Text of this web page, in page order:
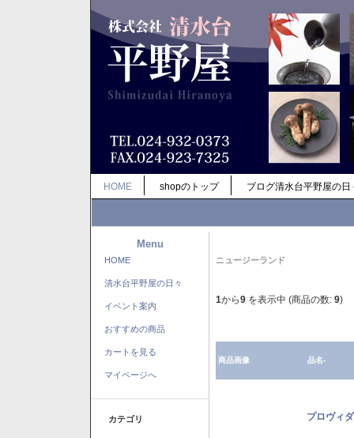
HOME shopのトップ ブログ清水台平野屋の日
Menu
HOME
清水台平野屋の日々
イベント案内
おすすめの商品
カートを見る
マイページへ
カテゴリ
ニュージーランド
1から9 を表示中 (商品の数: 9)
商品画像 品名-
プロヴィ